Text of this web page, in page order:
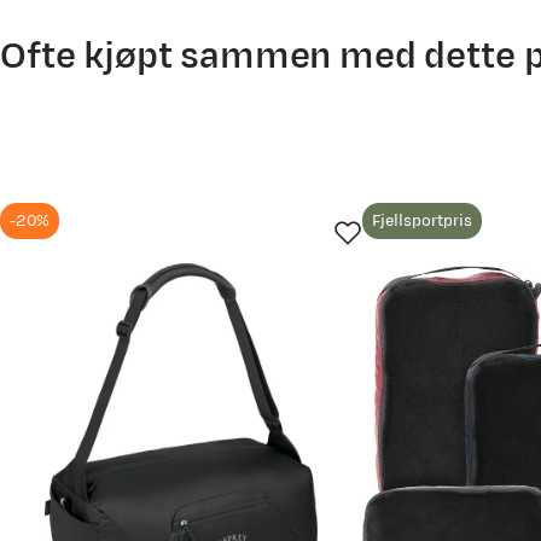
1 år siden
Black
Rommer mye, tar liten plas.
Tormod H
Bekreftet kjøper
1 år siden
Ofte kjøpt sammen med dette
-20% Fjellsportpris